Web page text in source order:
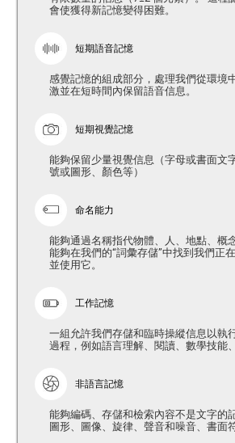
會使獲得新記憶變得困難。
短期語音記憶
感覺記憶的組成部分，處理我們從環境
激並在短時間內保留語音信息。
短期視覺記憶
能夠保留少量視覺信息（字母或書面文
號或圖形、顏色等）
命名能力
能夠通過名稱指代物體、人、地點、概
能夠在我們的“詞彙存儲”中找到我們正
並使用它。
工作記憶
一組允許我們存儲和臨時操縱信息以執
過程，例如語言理解、閱讀、數學技能
非語言記憶
能夠編碼、存儲和檢索內容不是文字的
圖形、圖像、旋律、聲音和噪音、書面